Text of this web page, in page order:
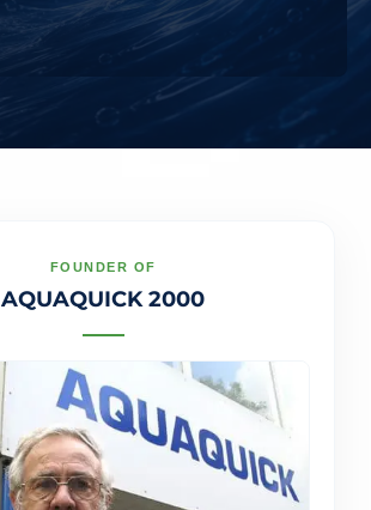
FOUNDER OF
AQUAQUICK 2000